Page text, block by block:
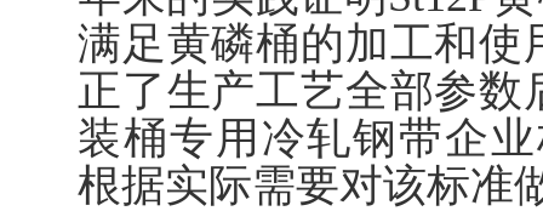
满足黄磷桶的加工和使
正了生产工艺全部参
装桶专用冷轧钢带企业
根据实际需要对该标准